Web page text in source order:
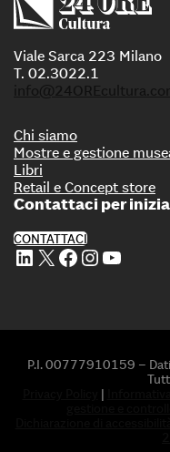
Viale Sarca 223 Milano
T. 02.3022.1
Chi siamo
Mostre e gestione
Libri
Retail e Concept store
Contattaci per
CONTATTACI
Profilo Linkedin di 24 ORE Cultura Profilo X di 24 ORE Cultura Profilo Facebook di 24 ORE Cultura Profilo Instagram di 24 ORE Cultura Profilo Youtube di 24 ORE Cultura
P.I. 00777910159 –
|